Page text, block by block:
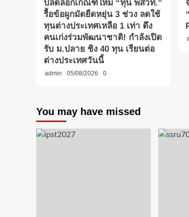
ปลดล็อกเกณฑ์ใหม่ “ทุน พสวท.”
รื้อข้อผูกมัดยืดหยุ่น 3 ช่วง ลดใช้
ทุนต่างประเทศเหลือ 1 เท่า ดึง
คนเก่งร่วมพัฒนาชาติ! กำลังเปิด
รับ ม.ปลาย ชิง 40 ทุน เรียนต่อ
ต่างประเทศวันนี้
admin 05/08/2026 0
You may have missed